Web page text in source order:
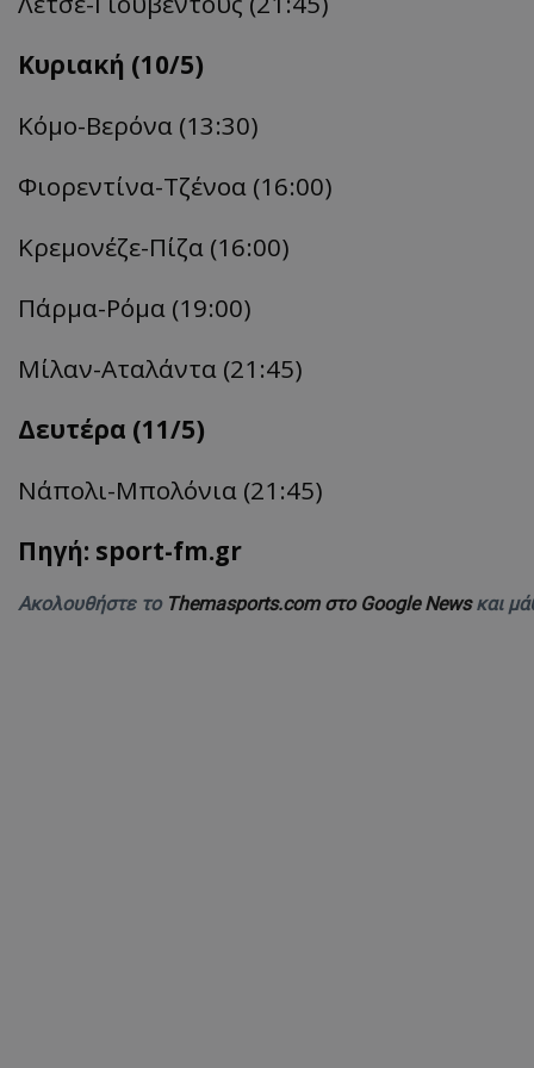
Κυριακή (10/5)
Kόμο-Βερόνα (13:30)
Φιορεντίνα-Τζένοα (16:00)
Kρεμονέζε-Πίζα (16:00)
Πάρμα-Ρόμα (19:00)
Μίλαν-Αταλάντα (21:45)
Δευτέρα (11/5)
Nάπολι-Μπολόνια (21:45)
Πηγή: sport-fm.gr
Ακολουθήστε το Themasports.com στο Google Newsκαι